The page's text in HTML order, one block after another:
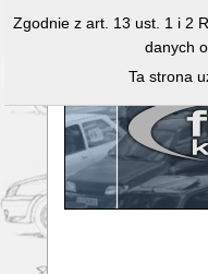
Zgodnie z art. 13 ust. 1 i 2
danych
Ta strona